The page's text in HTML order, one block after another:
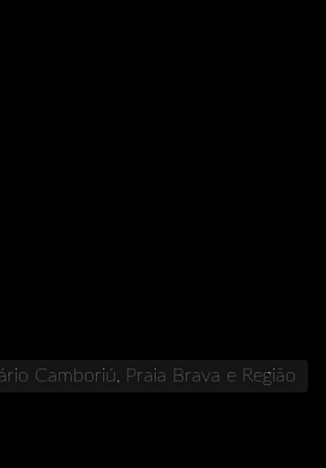
Camboriú, Praia Brava e Região